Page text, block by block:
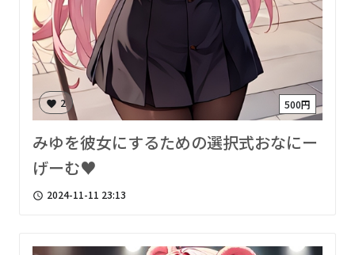
favorite 2 500円
みゆを彼女にするための選択式おなにー
げーむ♥
access_time 2024-11-11 23:13